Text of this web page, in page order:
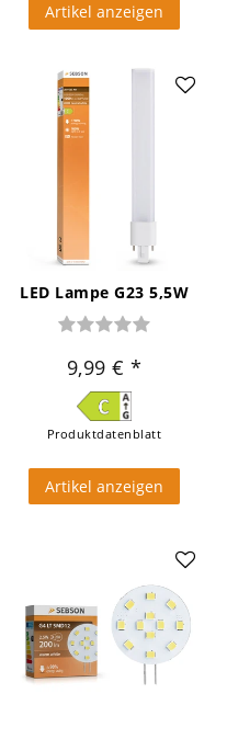
Artikel anzeigen
LED Lampe G23 5,5W
9,99 €
Produktdatenblatt
Artikel anzeigen